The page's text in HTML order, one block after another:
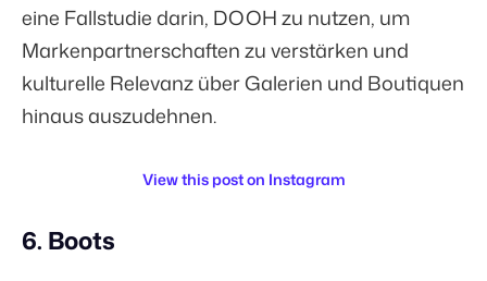
eine Fallstudie darin, DOOH zu nutzen, um
Markenpartnerschaften zu verstärken und
kulturelle Relevanz über Galerien und Boutiquen
hinaus auszudehnen.
View this post on Instagram
6. Boots